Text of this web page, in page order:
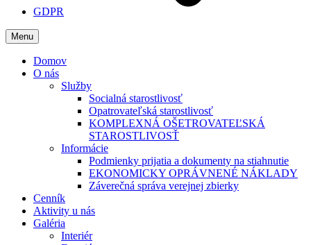
GDPR
Menu
Domov
O nás
Služby
Socialná starostlivosť
Opatrovateľská starostlivosť
KOMPLEXNÁ OŠETROVATEĽSKÁ
STAROSTLIVOSŤ
Informácie
Podmienky prijatia a dokumenty na stiahnutie
EKONOMICKY OPRÁVNENÉ NÁKLADY
Záverečná správa verejnej zbierky
Cenník
Aktivity u nás
Galéria
Interiér